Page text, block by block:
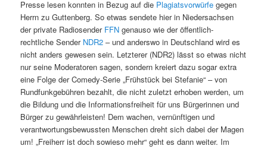
Presse lesen konnten in Bezug auf die Plagiatsvorwürfe gegen
Herrn zu Guttenberg. So etwas sendete hier in Niedersachsen
der private Radiosender FFN genauso wie der öffentlich-
rechtliche Sender NDR2 – und anderswo in Deutschland wird es
nicht anders gewesen sein. Letzterer (NDR2) lässt so etwas nicht
nur seine Moderatoren sagen, sondern kreiert dazu sogar extra
eine Folge der Comedy-Serie „Frühstück bei Stefanie“ – von
Rundfunkgebühren bezahlt, die nicht zuletzt erhoben werden, um
die Bildung und die Informationsfreiheit für uns Bürgerinnen und
Bürger zu gewährleisten! Dem wachen, vernünftigen und
verantwortungsbewussten Menschen dreht sich dabei der Magen
um! „Freiherr ist doch sowieso mehr“ geht es dann weiter. Im